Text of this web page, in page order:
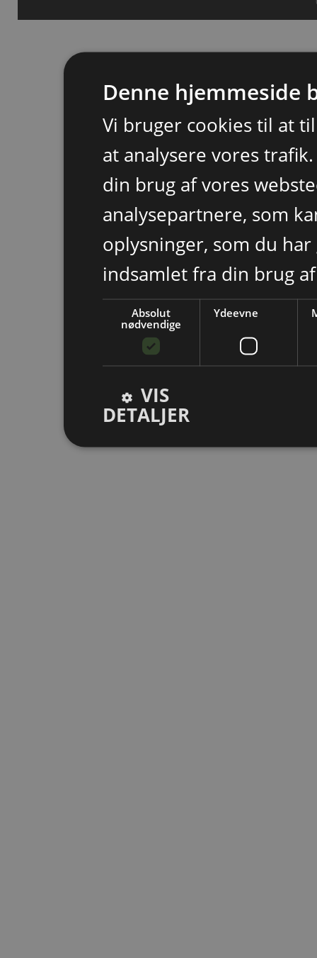
Denne hjemmeside
Vi bruger cookies til at
at analysere vores
din brug af vores
analysepartnere, som
oplysninger, som du
indsamlet fra din brug
Absolut
nødvendige
Ydeevne
VIS
DETALJER